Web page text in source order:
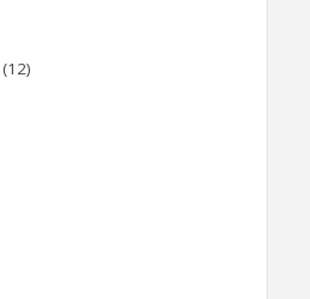
(12)